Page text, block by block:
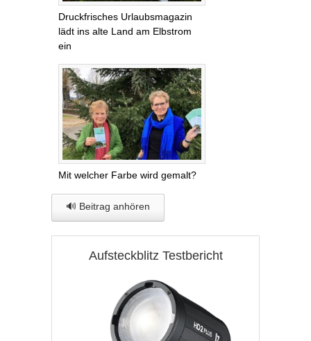
Druckfrisches Urlaubsmagazin
lädt ins alte Land am Elbstrom
ein
Mit welcher Farbe wird gemalt?
🔊 Beitrag anhören
Aufsteckblitz Testbericht